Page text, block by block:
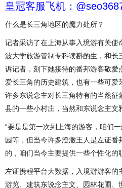
皇冠客服飞机：
什么是长三角地区的魔力处所？
记者采访了在上海从事入境游有关
波大学旅游管制专科读斟酌生，和
诉记者，刻下她接待的番邦游客敬
爱长三角的历史建筑，也有一些可爱
许多东说念主对长三角特有的当然征
县的一些小村庄，当然和东说念主文
“要是是第一次到上海的游客，咱们
园等，但当今许多澄澈王人是左证番
的，咱们当今主要提供一些个性化的
左证携程平台大数据，入境游游客
游览、建筑东说念主文、园林花圃、